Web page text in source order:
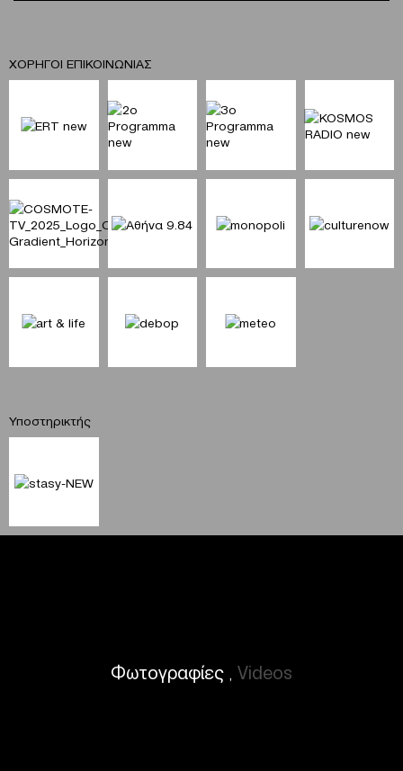
ΧΟΡΗΓΟΙ ΕΠΙΚΟΙΝΩΝΙΑΣ
Υποστηρικτής
Φωτογραφίες Videos